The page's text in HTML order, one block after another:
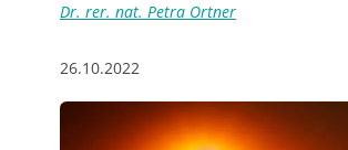
Dr. rer. nat. Petra Ortner
26.10.2022